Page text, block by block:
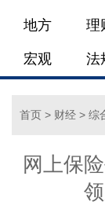
地方 理
宏观 法
首页 > 财经 > 综
网上保